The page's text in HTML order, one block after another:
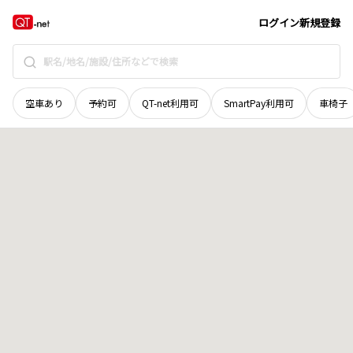
ログイン新規登録
空車あり 予約可 QT-net利用可 SmartPay利用可 車椅子
奈良県